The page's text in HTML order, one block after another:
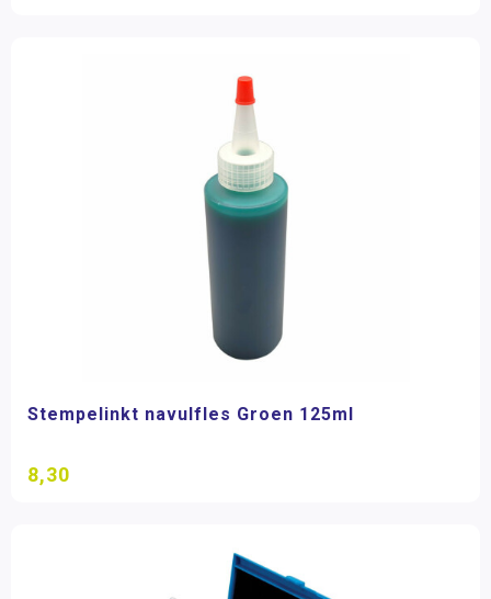
Stempelinkt navulfles Groen 125ml
8,30